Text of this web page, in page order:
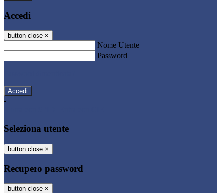
Accedi
button close ×
Nome Utente
Password
-
Seleziona utente
button close ×
Recupero password
button close ×